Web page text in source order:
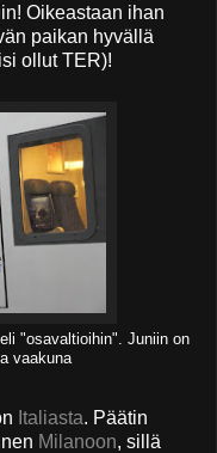
Oikeastaan ihan
paikan hyvällä
ollut TER)!
"osavaltioihin". Juniin on
vaakuna
Italiasta. Päätin
Milanoon, sillä